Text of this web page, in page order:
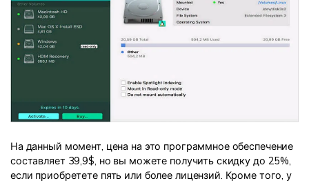
На данный момент, цена на это программное обеспечение
составляет 39,9$, но вы можете получить скидку до 25%,
если приобретете пять или более лицензий. Кроме того, у